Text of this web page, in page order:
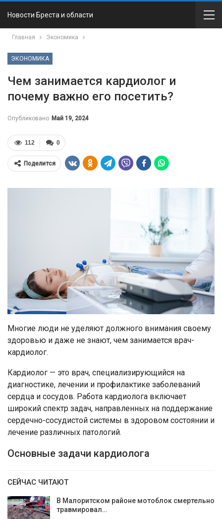
Новости Бреста и области
Главная Экономика
ЭКОНОМИКА
Чем занимается кардиолог и
почему важно его посетить?
Опубликовано Май 19, 2024
0
112
Поделится
Многие люди не уделяют должного внимания своему
здоровью и даже не знают, чем занимается врач-
кардиолог.
Кардиолог — это врач, специализирующийся на
диагностике, лечении и профилактике заболеваний
сердца и сосудов. Работа кардиолога включает
широкий спектр задач, направленных на поддержание
сердечно-сосудистой системы в здоровом состоянии и
лечение различных патологий.
Основные задачи кардиолога
СЕЙЧАС ЧИТАЮТ
В Малоритском районе мотоблок смертельно
травмировал…